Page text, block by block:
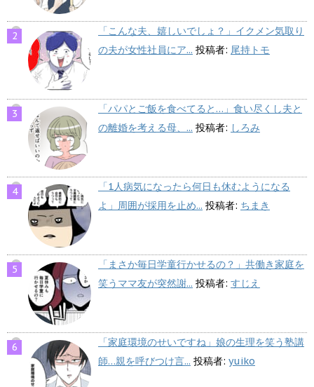
「こんな夫、嬉しいでしょ？」イクメン気取り
の夫が女性社員にア... 投稿者: 尾持トモ
「パパとご飯を食べてると…」食い尽くし夫と
の離婚を考える母、... 投稿者: しろみ
「1人病気になったら何日も休むようになる
よ」周囲が採用を止め... 投稿者: ちまき
「まさか毎日学童行かせるの？」共働き家庭を
笑うママ友が突然謝... 投稿者: すじえ
「家庭環境のせいですね」娘の生理を笑う塾講
師…親を呼びつけ言... 投稿者: yuiko